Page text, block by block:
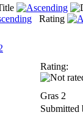
Rating
Rating:
Gras 2